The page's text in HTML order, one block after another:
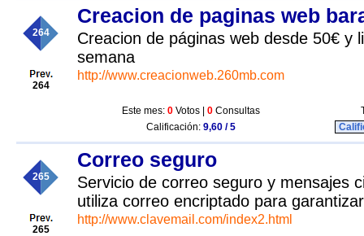
264
264
Creacion de paginas web
Creacion de páginas web desde 50€ y
semana
http://www.creacionweb.260mb.com
Este mes: 0 Votos | 0 Consultas
Calificación: 9,60 / 5
265
265
Correo seguro
Servicio de correo seguro y mensajes
utiliza correo encriptado para
http://www.clavemail.com/index2.html